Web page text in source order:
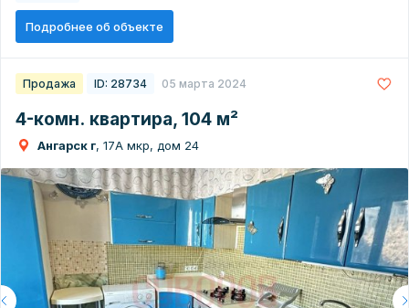
Подробнее об объекте
Продажа ID: 28734 05 марта 2024
4-комн. квартира, 104 м²
Ангарск г, 17А мкр, дом 24